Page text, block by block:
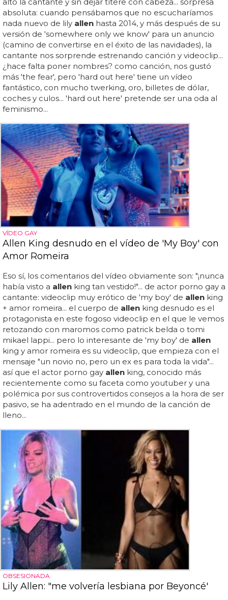
absoluta: cuando pensábamos que no escucharíamos
nada nuevo de lily allen hasta 2014, y más después de su
versión de 'somewhere only we know' para un anuncio
(camino de convertirse en el éxito de las navidades), la
cantante nos sorprende estrenando canción y videoclip...
¿hace falta poner nombres? como canción, nos gustó
más 'the fear', pero 'hard out here' tiene un vídeo
fantástico, con mucho twerking, oro, billetes de dólar,
coches y culos... 'hard out here' pretende ser una oda al
feminismo...
VÍDEO GAY
Allen King desnudo en el vídeo de 'My Boy' con
Amor Romeira
Eso sí, los comentarios del vídeo obviamente son: "¡nunca
había visto a allen king tan vestido!"... de actor porno gay a
cantante: videoclip muy erótico de 'my boy' de allen king
+ amor romeira... el cuerpo de allen king desnudo es el
protagonista en este fogoso videoclip en el que le vemos
retozando con maromos como patrick belda o tomi
mikael lappi... pero lo interesante de 'my boy' de allen
king y amor romeira es su videoclip, que empieza con el
mensaje "un novio no, pero un ex es para toda la vida"...
así que el actor porno gay allen king, conocido más
recientemente como su faceta como youtuber y una
polémica por sus controvertidos consejos a la hora de ser
pasivo, se ha adentrado en el mundo de la canción de
lleno...
OBSESIONADA
Lily Allen: "me volvería lesbiana por Beyoncé'